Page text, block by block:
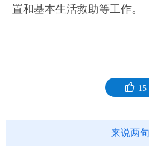
置和基本生活救助等工作。
15
来说两